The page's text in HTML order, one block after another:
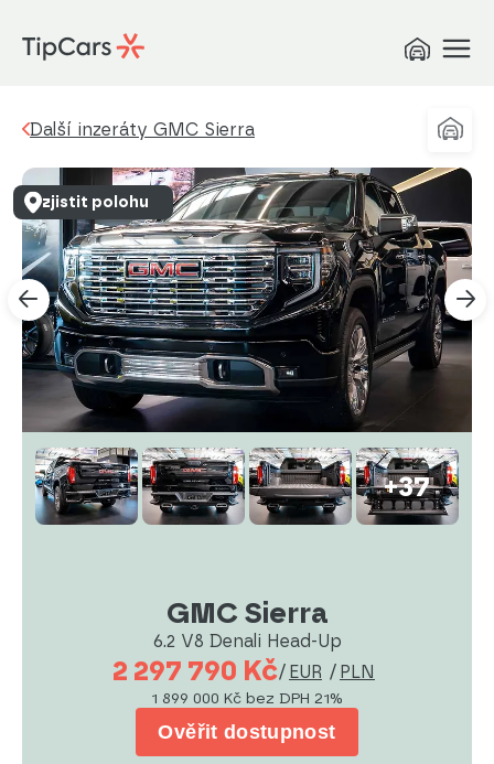
Další inzeráty GMC Sierra
+37
GMC Sierra
6.2 V8 Denali Head-Up
2 297 790 Kč/ EUR / PLN
1 899 000 Kč bez DPH 21%
Ověřit dostupnost
zjistit polohu